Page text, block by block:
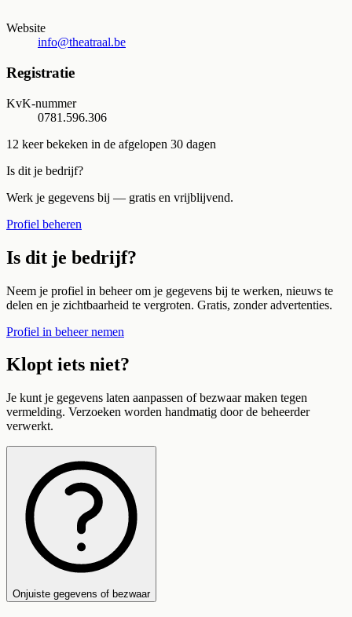
Website
info@theatraal.be
Registratie
KvK-nummer
0781.596.306
12 keer bekeken in de afgelopen 30 dagen
Is dit je bedrijf?
Werk je gegevens bij — gratis en vrijblijvend.
Profiel beheren
Is dit je bedrijf?
Neem je profiel in beheer om je gegevens bij te werken, nieuws te
delen en je zichtbaarheid te vergroten. Gratis, zonder advertenties.
Profiel in beheer nemen
Klopt iets niet?
Je kunt je gegevens laten aanpassen of bezwaar maken tegen
vermelding. Verzoeken worden handmatig door de beheerder
verwerkt.
Onjuiste gegevens of bezwaar